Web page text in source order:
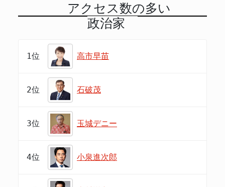
アクセス数の多い
政治家
1位 高市早苗
2位 石破茂
3位 玉城デニー
4位 小泉進次郎